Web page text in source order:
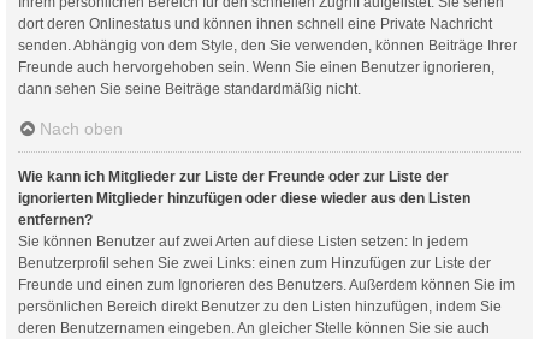
dort deren Onlinestatus und können ihnen schnell eine Private Nachricht
senden. Abhängig von dem Style, den Sie verwenden, können Beiträge Ihrer
Freunde auch hervorgehoben sein. Wenn Sie einen Benutzer ignorieren,
dann sehen Sie seine Beiträge standardmäßig nicht.
Nach oben
Wie kann ich Mitglieder zur Liste der Freunde oder zur Liste der
ignorierten Mitglieder hinzufügen oder diese wieder aus den Listen
entfernen?
Sie können Benutzer auf zwei Arten auf diese Listen setzen: In jedem
Benutzerprofil sehen Sie zwei Links: einen zum Hinzufügen zur Liste der
Freunde und einen zum Ignorieren des Benutzers. Außerdem können Sie im
persönlichen Bereich direkt Benutzer zu den Listen hinzufügen, indem Sie
deren Benutzernamen eingeben. An gleicher Stelle können Sie sie auch